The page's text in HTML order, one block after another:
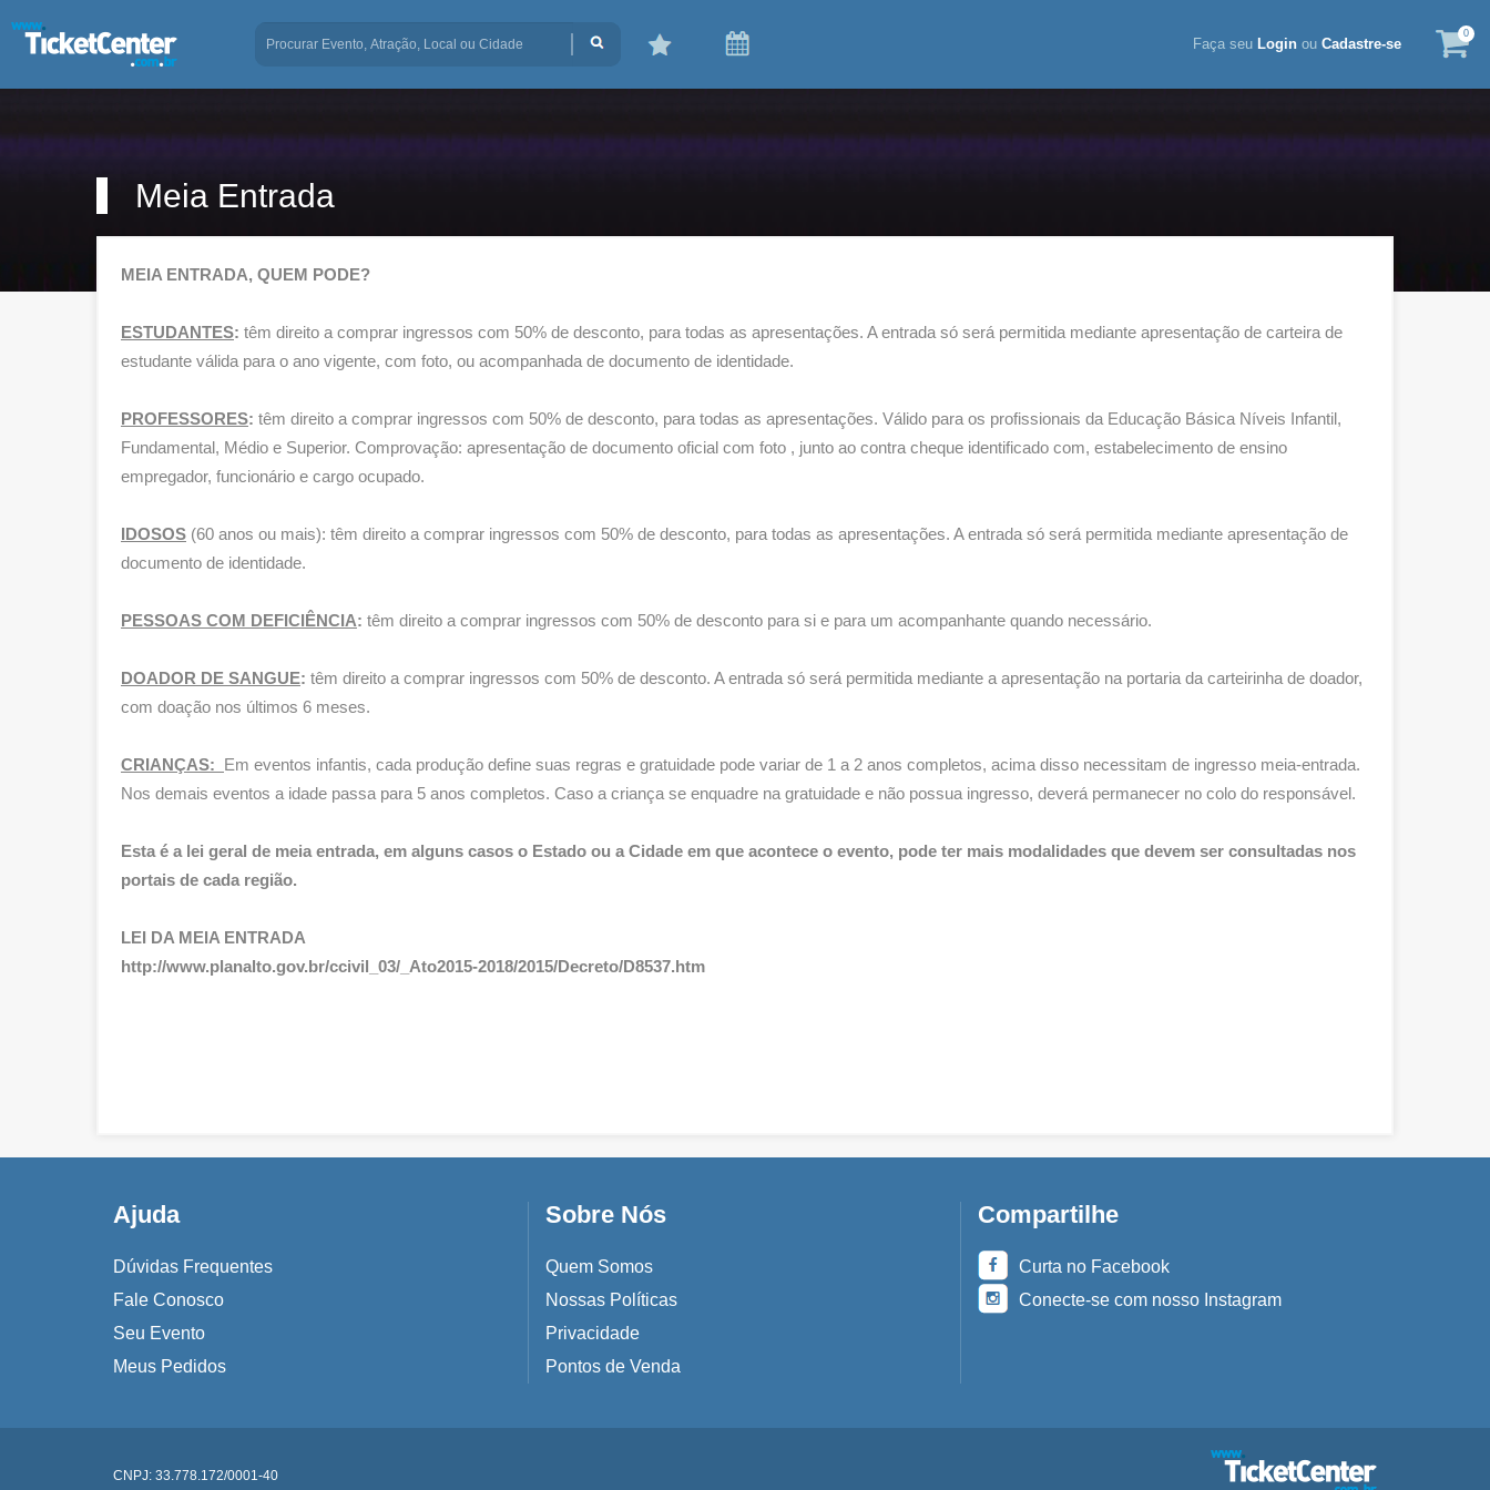
Faça seu Login ou Cadastre-se
0
Meia Entrada
MEIA ENTRADA, QUEM PODE?
ESTUDANTES: têm direito a comprar ingressos com 50% de desconto, para todas as apresentações. A entrada só será permitida mediante apresentação de carteira de
estudante válida para o ano vigente, com foto, ou acompanhada de documento de identidade.
PROFESSORES: têm direito a comprar ingressos com 50% de desconto, para todas as apresentações. Válido para os profissionais da Educação Básica Níveis Infantil,
Fundamental, Médio e Superior. Comprovação: apresentação de documento oficial com foto , junto ao contra cheque identificado com, estabelecimento de ensino
empregador, funcionário e cargo ocupado.
IDOSOS (60 anos ou mais): têm direito a comprar ingressos com 50% de desconto, para todas as apresentações. A entrada só será permitida mediante apresentação de
documento de identidade.
PESSOAS COM DEFICIÊNCIA: têm direito a comprar ingressos com 50% de desconto para si e para um acompanhante quando necessário.
DOADOR DE SANGUE: têm direito a comprar ingressos com 50% de desconto. A entrada só será permitida mediante a apresentação na portaria da carteirinha de doador,
com doação nos últimos 6 meses.
CRIANÇAS:
Em eventos infantis, cada produção define suas regras e gratuidade pode variar de 1 a 2 anos completos, acima disso necessitam de ingresso meia-entrada.
Nos demais eventos a idade passa para 5 anos completos. Caso a criança se enquadre na gratuidade e não possua ingresso, deverá permanecer no colo do responsável.
Esta é a lei geral de meia entrada, em alguns casos o Estado ou a Cidade em que acontece o evento, pode ter mais modalidades que devem ser consultadas nos
portais de cada região.
LEI DA MEIA ENTRADA
http://www.planalto.gov.br/ccivil_03/_Ato2015-2018/2015/Decreto/D8537.htm
Ajuda
Dúvidas Frequentes
Fale Conosco
Seu Evento
Meus Pedidos
Sobre Nós
Quem Somos
Nossas Políticas
Privacidade
Pontos de Venda
Compartilhe
Curta no Facebook
Conecte-se com nosso Instagram
CNPJ: 33.778.172/0001-40